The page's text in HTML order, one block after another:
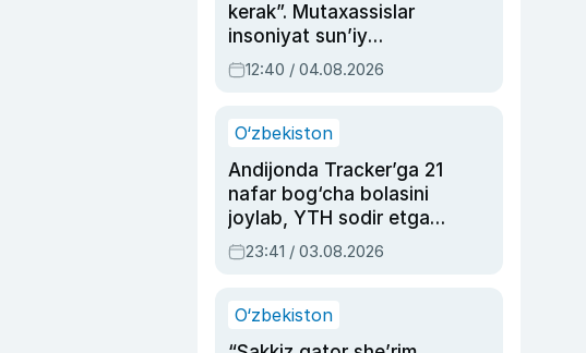
kerak”. Mutaxassislar
insoniyat sun’iy
intellektni boshqara
olmay qolishidan xavotir
12:40 / 04.08.2026
O‘zbekiston
Andijonda Tracker’ga 21
nafar bog‘cha bolasini
joylab, YTH sodir etgan
ayolga sud hukmi o‘qildi
23:41 / 03.08.2026
O‘zbekiston